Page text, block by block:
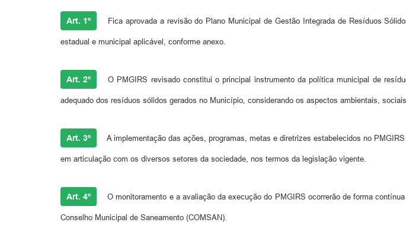
Art. 1º Fica aprovada a revisão do Plano Municipal de Gestão Integrada de Resíduos
estadual e municipal aplicável, conforme anexo.
Art. 2º O PMGIRS revisado constitui o principal instrumento da política municipal de
adequado dos resíduos sólidos gerados no Município, considerando os aspectos ambientais,
Art. 3º A implementação das ações, programas, metas e diretrizes estabelecidos no
em articulação com os diversos setores da sociedade, nos termos da legislação vigente.
Art. 4º O monitoramento e a avaliação da execução do PMGIRS ocorrerão de forma
Conselho Municipal de Saneamento (COMSAN).